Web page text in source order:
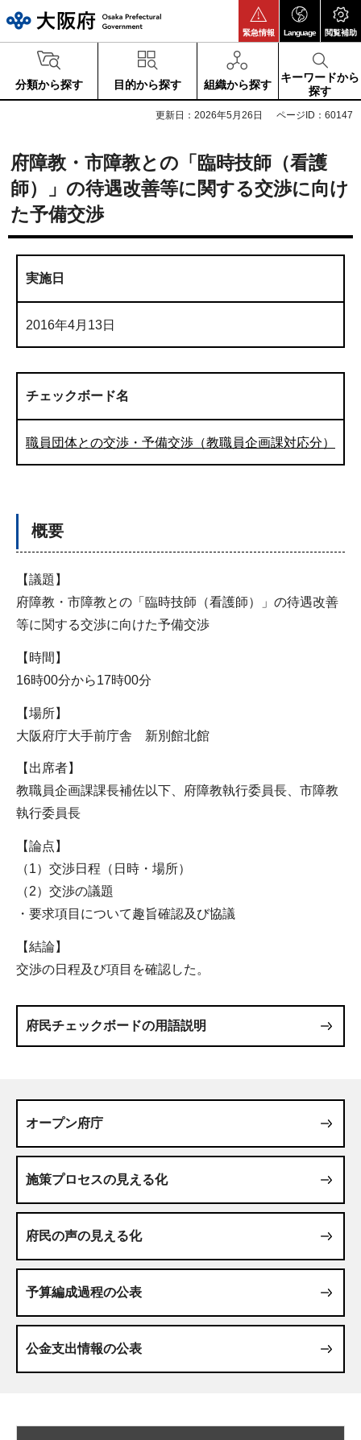
緊急情報 Language 閲覧補助
分類から探す 目的から探す 組織から探す
キーワードから
探す
更新日：2026年5月26日 ページID：60147
府障教・市障教との「臨時技師（看護
師）」の待遇改善等に関する交渉に向け
た予備交渉
実施日
2016年4月13日
チェックボード名
職員団体との交渉・予備交渉（教職員企画課対応分）
概要
【議題】
府障教・市障教との「臨時技師（看護師）」の待遇改善
等に関する交渉に向けた予備交渉
【時間】
16時00分から17時00分
【場所】
大阪府庁大手前庁舎 新別館北館
【出席者】
教職員企画課課長補佐以下、府障教執行委員長、市障教
執行委員長
【論点】
（1）交渉日程（日時・場所）
（2）交渉の議題
・要求項目について趣旨確認及び協議
【結論】
交渉の日程及び項目を確認した。
府民チェックボードの用語説明
オープン府庁
施策プロセスの見える化
府民の声の見える化
予算編成過程の公表
公金支出情報の公表